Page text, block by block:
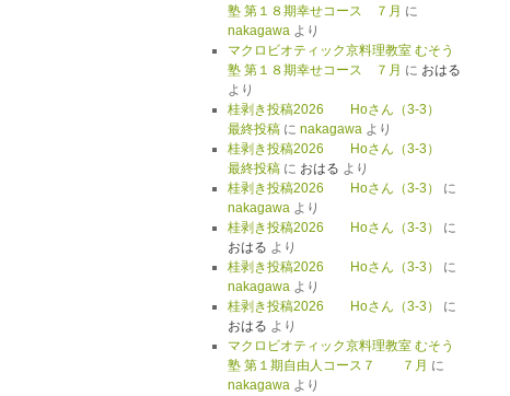
塾 第１８期幸せコース ７月 に
nakagawaより
マクロビオティック京料理教室 むそう
塾 第１８期幸せコース ７月 に おはる
より
桂剥き投稿2026 Hoさん（3-3）
最終投稿に nakagawaより
桂剥き投稿2026 Hoさん（3-3）
最終投稿に おはる より
桂剥き投稿2026 Hoさん（3-3）
に
nakagawaより
桂剥き投稿2026 Hoさん（3-3）
に
おはる より
桂剥き投稿2026 Hoさん（3-3）
に
nakagawaより
桂剥き投稿2026 Hoさん（3-3）
に
おはる より
マクロビオティック京料理教室 むそう
塾 第１期自由人コース７ ７月 に
nakagawaより